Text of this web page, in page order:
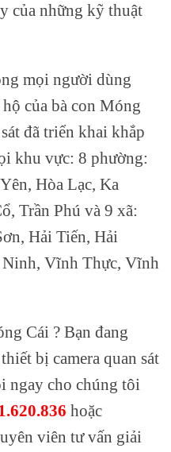
của những kỹ thuật
mọi người dùng
của bà con Móng
đã triển khai khắp
khu vực: 8 phường:
Hòa Lạc, Ka
Trần Phú và 9 xã:
Hải Tiến, Hải
Ninh, Vĩnh Thực, Vĩnh
Cái ? Bạn đang
bị camera quan sát
ngay cho chúng tôi
hoặc
viên tư vấn giải